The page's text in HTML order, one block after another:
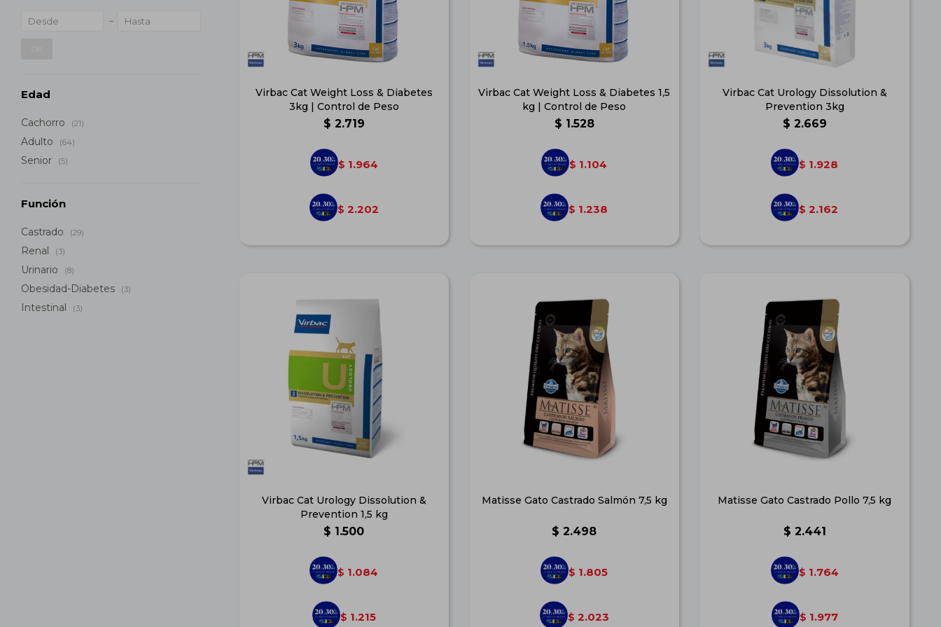
Virbac Cat Weight Loss & Diabetes
3kg | Control de Peso
$ 2.719
$ 1.964
$ 2.202
Virbac Cat Weight Loss & Diabetes 1,5
kg | Control de Peso
$ 1.528
$ 1.104
$ 1.238
Virbac Cat Urology Dissolution &
Prevention 3kg
$ 2.669
$ 1.928
$ 2.162
Virbac Cat Urology Dissolution &
Prevention 1,5 kg
$ 1.500
$ 1.084
$ 1.215
Matisse Gato Castrado Salmón 7,5 kg
$ 2.498
$ 1.805
$ 2.023
Matisse Gato Castrado Pollo 7,5 kg
$ 2.441
$ 1.764
$ 1.977
Edad
Cachorro (21)
Adulto (64)
Senior (5)
Función
Castrado (29)
Renal (3)
Urinario (8)
Obesidad-Diabetes (3)
Intestinal (3)